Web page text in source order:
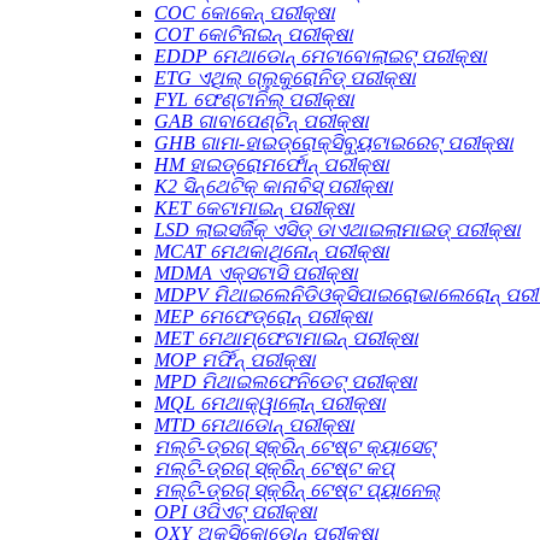
COC କୋକେନ୍ ପରୀକ୍ଷା
COT କୋଟିନାଇନ୍ ପରୀକ୍ଷା
EDDP ମେଥାଡୋନ୍ ମେଟାବୋଲାଇଟ୍ ପରୀକ୍ଷା
ETG ଏଥିଲ୍ ଗ୍ଲୁକୁରୋନିଡ୍ ପରୀକ୍ଷା
FYL ଫେଣ୍ଟାନିଲ୍ ପରୀକ୍ଷା
GAB ଗାବାପେଣ୍ଟିନ୍ ପରୀକ୍ଷା
GHB ଗାମା-ହାଇଡ୍ରୋକ୍ସିବ୍ୟୁଟାଇରେଟ୍ ପରୀକ୍ଷା
HM ହାଇଡ୍ରୋମର୍ଫୋନ୍ ପରୀକ୍ଷା
K2 ସିନ୍ଥେଟିକ୍ କାନାବିସ୍ ପରୀକ୍ଷା
KET କେଟାମାଇନ୍ ପରୀକ୍ଷା
LSD ଲାଇସର୍ଜିକ୍ ଏସିଡ୍ ଡାଏଥାଇଲାମାଇଡ୍ ପରୀକ୍ଷା
MCAT ମେଥକାଥିନୋନ୍ ପରୀକ୍ଷା
MDMA ଏକ୍ସଟାସି ପରୀକ୍ଷା
MDPV ମିଥାଇଲେନିଡିଓକ୍ସିପାଇରୋଭାଲେରୋନ୍
MEP ମେଫେଡ୍ରୋନ୍ ପରୀକ୍ଷା
MET ମେଥାମ୍ଫେଟାମାଇନ୍ ପରୀକ୍ଷା
MOP ମର୍ଫିନ୍ ପରୀକ୍ଷା
MPD ମିଥାଇଲଫେନିଡେଟ୍ ପରୀକ୍ଷା
MQL ମେଥାକ୍ୱାଲୋନ୍ ପରୀକ୍ଷା
MTD ମେଥାଡୋନ୍ ପରୀକ୍ଷା
ମଲ୍ଟି-ଡ୍ରଗ୍ ସ୍କ୍ରିନ୍ ଟେଷ୍ଟ କ୍ୟାସେଟ୍
ମଲ୍ଟି-ଡ୍ରଗ୍ ସ୍କ୍ରିନ୍ ଟେଷ୍ଟ କପ୍
ମଲ୍ଟି-ଡ୍ରଗ୍ ସ୍କ୍ରିନ୍ ଟେଷ୍ଟ ପ୍ୟାନେଲ୍
OPI ଓପିଏଟ୍ ପରୀକ୍ଷା
OXY ଅକ୍ସିକୋଡୋନ୍ ପରୀକ୍ଷା